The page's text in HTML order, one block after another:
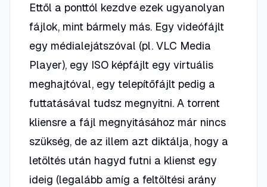
Ettől a ponttól kezdve ezek ugyanolyan
fájlok, mint bármely más. Egy videófájlt
egy médialejátszóval (pl. VLC Media
Player), egy ISO képfájlt egy virtuális
meghajtóval, egy telepítőfájlt pedig a
futtatásával tudsz megnyitni. A torrent
kliensre a fájl megnyitásához már nincs
szükség, de az illem azt diktálja, hogy a
letöltés után hagyd futni a klienst egy
ideig (legalább amíg a feltöltési arány